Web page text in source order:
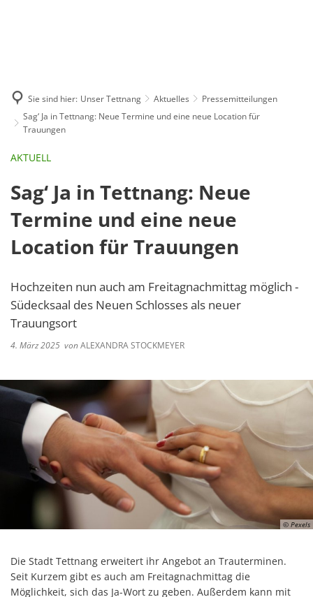
Sie sind hier: Unser Tettnang Aktuelles
Pressemitteilungen
Sag‘ Ja in Tettnang: Neue Termine und eine neue Location für
Trauungen
AKTUELL
Sag‘ Ja in Tettnang: Neue
Termine und eine neue
Location für Trauungen
Hochzeiten nun auch am Freitagnachmittag möglich -
Südecksaal des Neuen Schlosses als neuer
Trauungsort
4. März 2025 vonALEXANDRA STOCKMEYER
© Pexels
Die Stadt Tettnang erweitert ihr Angebot an Trauterminen.
Seit Kurzem gibt es auch am Freitagnachmittag die
Möglichkeit, sich das Ja-Wort zu geben. Außerdem kann mit